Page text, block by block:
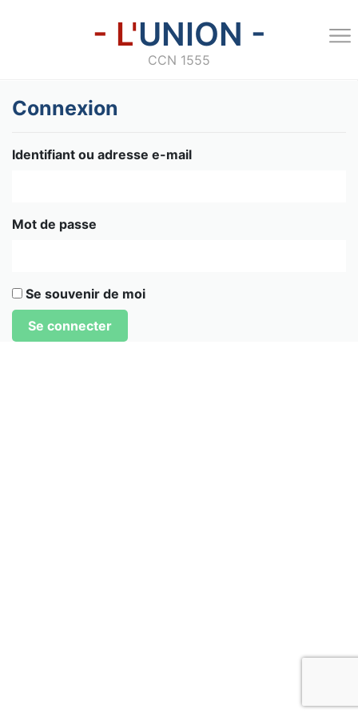
- L'UNION -
CCN 1555
Connexion
Identifiant ou adresse e-mail
Mot de passe
Se souvenir de moi